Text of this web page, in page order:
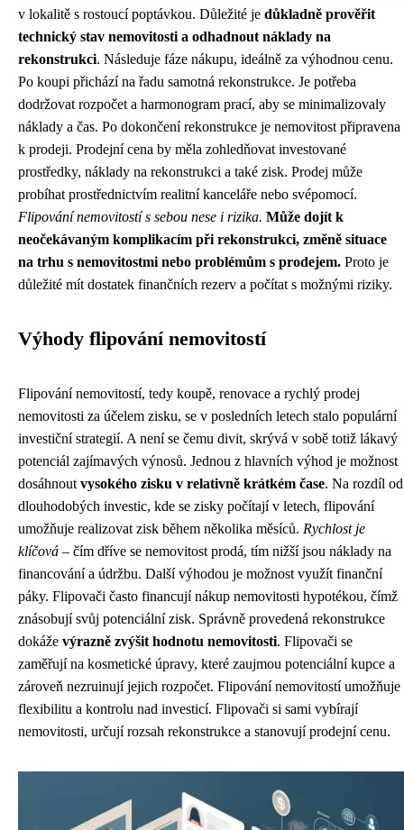
v lokalitě s rostoucí poptávkou. Důležité je důkladně prověřit
technický stav nemovitosti a odhadnout náklady na
rekonstrukci. Následuje fáze nákupu, ideálně za výhodnou cenu.
Po koupi přichází na řadu samotná rekonstrukce. Je potřeba
dodržovat rozpočet a harmonogram prací, aby se minimalizovaly
náklady a čas. Po dokončení rekonstrukce je nemovitost připravena
k prodeji. Prodejní cena by měla zohledňovat investované
prostředky, náklady na rekonstrukci a také zisk. Prodej může
probíhat prostřednictvím realitní kanceláře nebo svépomocí.
Flipování nemovitostí s sebou nese i rizika. Může dojít k
neočekávaným komplikacím při rekonstrukci, změně situace
na trhu s nemovitostmi nebo problémům s prodejem. Proto je
důležité mít dostatek finančních rezerv a počítat s možnými riziky.
Výhody flipování nemovitostí
Flipování nemovitostí, tedy koupě, renovace a rychlý prodej
nemovitosti za účelem zisku, se v posledních letech stalo populární
investiční strategií. A není se čemu divit, skrývá v sobě totiž lákavý
potenciál zajímavých výnosů. Jednou z hlavních výhod je možnost
dosáhnout vysokého zisku v relativně krátkém čase. Na rozdíl od
dlouhodobých investic, kde se zisky počítají v letech, flipování
umožňuje realizovat zisk během několika měsíců. Rychlost je
klíčová – čím dříve se nemovitost prodá, tím nižší jsou náklady na
financování a údržbu. Další výhodou je možnost využít finanční
páky. Flipovači často financují nákup nemovitosti hypotékou, čímž
znásobují svůj potenciální zisk. Správně provedená rekonstrukce
dokáže výrazně zvýšit hodnotu nemovitosti. Flipovači se
zaměřují na kosmetické úpravy, které zaujmou potenciální kupce a
zároveň nezruinují jejich rozpočet. Flipování nemovitostí umožňuje
flexibilitu a kontrolu nad investicí. Flipovači si sami vybírají
nemovitosti, určují rozsah rekonstrukce a stanovují prodejní cenu.